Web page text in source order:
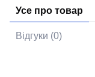
Усе про товар
Відгуки (0)